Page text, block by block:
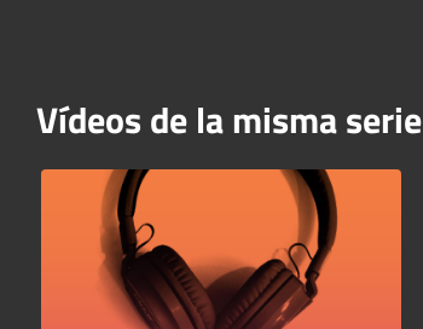
Vídeos de la misma serie